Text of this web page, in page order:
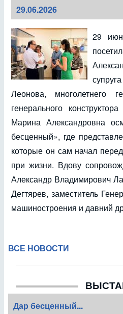
29.06.2026
29
Леонова, многолетнего
генерального
Марина Александровна
бесценный», где
которые он сам начал
при жизни. Вдову
Александр Владимирович
Дегтярев, заместитель
машиностроения и давний
ВСЕ НОВОСТИ
Дар бесценный...